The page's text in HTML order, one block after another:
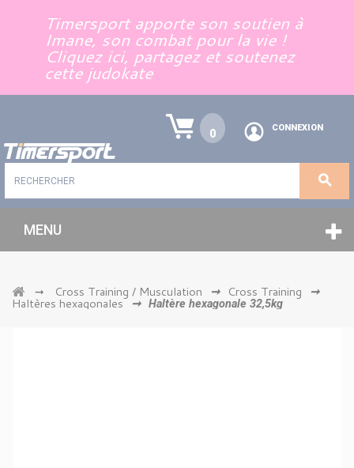
Timersport apporte son soutien à
Imane, son combat pour la vie !
Cliquez ici, partagez et soutenez
cette judokate
0 CONNEXION
MENU
➞ Cross Training / Musculation ➞ Cross Training ➞
Haltères hexagonales ➞ Haltère hexagonale 32,5kg